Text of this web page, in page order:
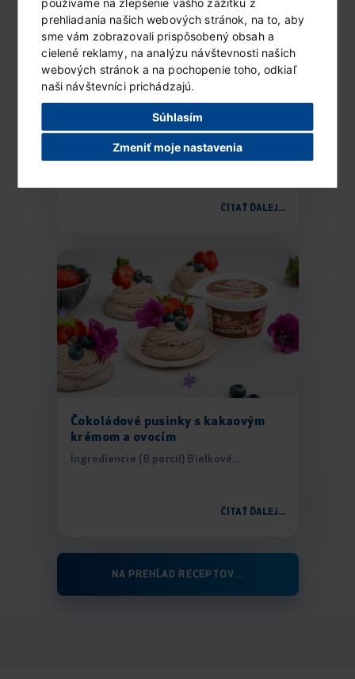
prehliadania našich webových stránok, na to, aby
sme vám zobrazovali prispôsobený obsah a
cielené reklamy, na analýzu návštevnosti našich
webových stránok a na pochopenie toho, odkiaľ
naši návštevníci prichádzajú.
Súhlasím
Zmeniť moje nastavenia
Francúzske toasty s ovocím
a sladkým mliečkom Lipánek
Ingrediencie (2 porcie) 2 hrubšie plátky...
ČÍTAŤ ĎALEJ...
Čokoládové pusinky s kakaovým
krémom a ovocím
Ingrediencie (8 porcií) Bielkové...
ČÍTAŤ ĎALEJ...
NA PREHĹAD RECEPTOV...